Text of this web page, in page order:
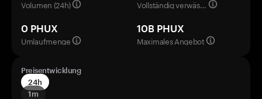
Volumen (24h)
Vollständig verwässerte Bewertung
0 PHUX
Umlaufmenge
10B PHUX
Maximales Angebot
Preisentwicklung
24h
1m